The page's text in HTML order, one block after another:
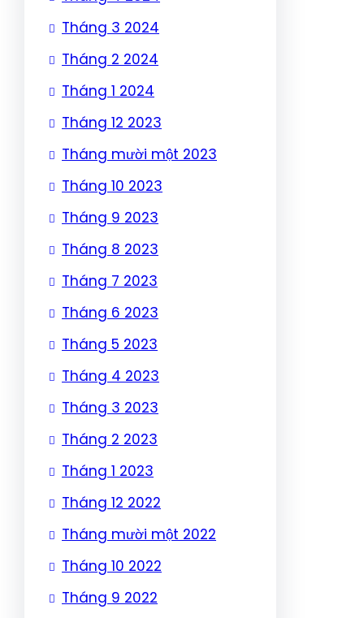
Tháng 3 2024
Tháng 2 2024
Tháng 1 2024
Tháng 12 2023
Tháng mười một 2023
Tháng 10 2023
Tháng 9 2023
Tháng 8 2023
Tháng 7 2023
Tháng 6 2023
Tháng 5 2023
Tháng 4 2023
Tháng 3 2023
Tháng 2 2023
Tháng 1 2023
Tháng 12 2022
Tháng mười một 2022
Tháng 10 2022
Tháng 9 2022